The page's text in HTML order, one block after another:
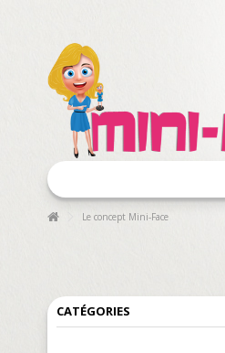
Le concept Mini-Face
CATÉGORIES